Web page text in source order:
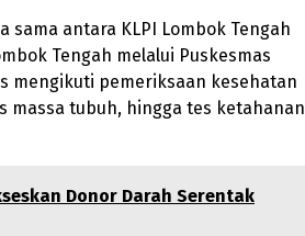
antara KLPI Lombok Tengah
Tengah melalui Puskesmas
mengikuti pemeriksaan kesehatan
tubuh, hingga tes ketahanan
Donor Darah Serentak